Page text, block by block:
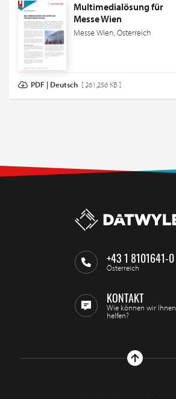
Multimedialösung für
Messe Wien
Messe Wien, Österreich
PDF | Deutsch [ 261,256 KB ]
+43 1 8101641-0
Österreich
KONTAKT
Wie können wir Ihnen
helfen?